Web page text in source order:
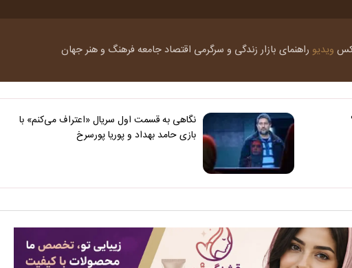
ویدیو راهنمای بازارزندگی و سرگرمی اقتصاد جامعهفرهنگ و هنرجهان
نگاهی به قسمت اول سریال «اعتراف می‌کنم» با
بازی حامد بهداد و پوریا پورسرخ